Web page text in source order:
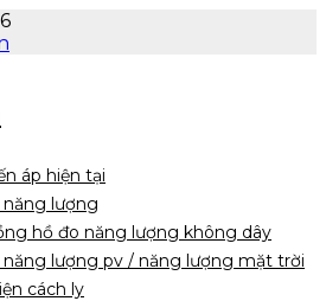
áp hiện tại
lượng
hồ đo năng lượng không dây
lượng pv / năng lượng mặt trời
cách ly